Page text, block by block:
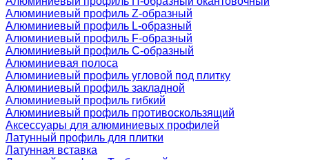
Алюминиевый профиль Z-образный
Алюминиевый профиль L-образный
Алюминиевый профиль F-образный
Алюминиевый профиль C-образный
Алюминиевая полоса
Алюминиевый профиль угловой под плитку
Алюминиевый профиль закладной
Алюминиевый профиль гибкий
Алюминиевый профиль противоскользящий
Аксессуары для алюминиевых профилей
Латунный профиль для плитки
Латунная вставка